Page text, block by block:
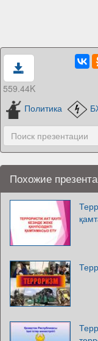
559.44K
Политика
Похожие